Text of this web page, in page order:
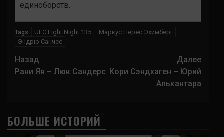
единоборств.
Tags: UFC Fight Night 135
Маркус Перес Эхимберг
Эндрю Санчес
Навигация
записи
Назад
Рани Яя – Люк Сандерс
Далее
Кори Сэндхаген – Юрий
Алькантара
БОЛЬШЕ ИСТОРИЙ